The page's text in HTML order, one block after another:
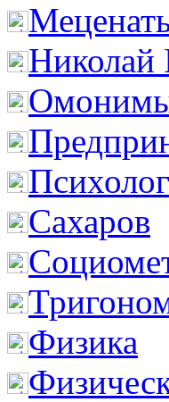
Николай
Сахаров
Физика